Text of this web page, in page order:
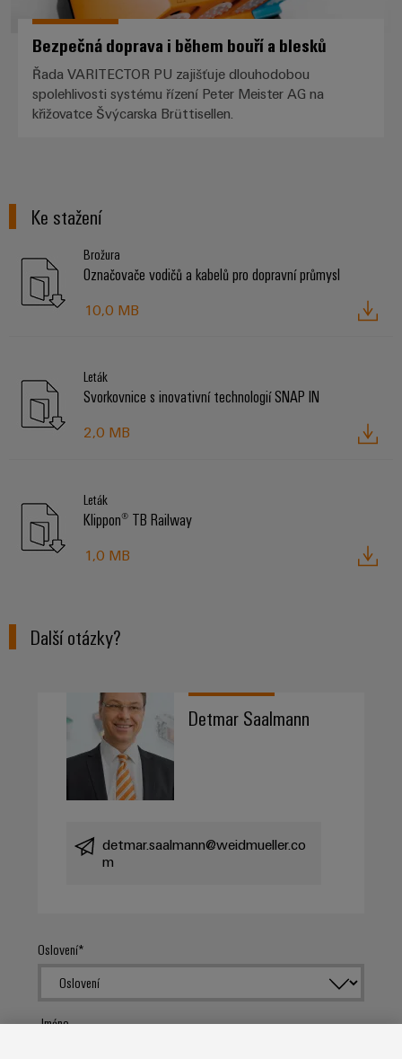
Bezpečná doprava i během bouří a blesků
Řada VARITECTOR PU zajišťuje dlouhodobou
spolehlivosti systému řízení Peter Meister AG na
křižovatce Švýcarska Brüttisellen.
Ke stažení
Brožura
Označovače vodičů a kabelů pro dopravní průmysl
10,0 MB
Leták
Svorkovnice s inovativní technologií SNAP IN
2,0 MB
Leták
Klippon® TB Railway
1,0 MB
Další otázky?
Detmar Saalmann
detmar.saalmann@weidmueller.co
m
Oslovení
Jméno